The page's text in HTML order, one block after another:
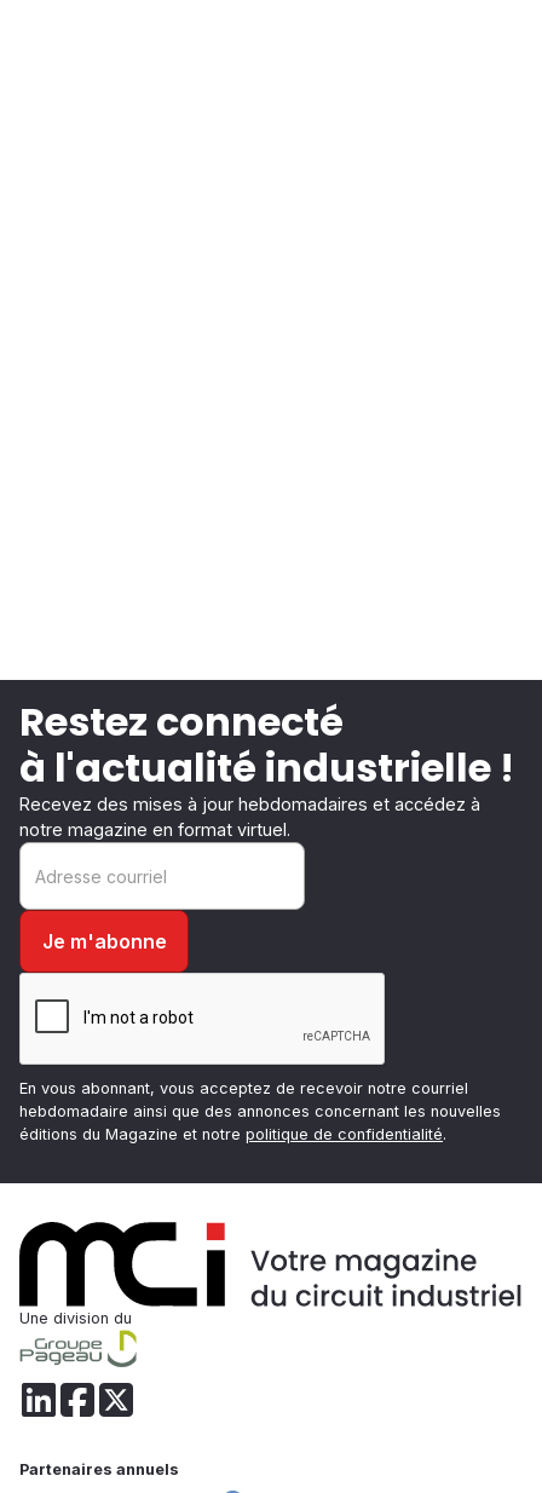
Restez connecté
à l'actualité industrielle !
Recevez des mises à jour hebdomadaires et accédez à
notre magazine en format virtuel.
En vous abonnant, vous acceptez de recevoir notre courriel
hebdomadaire ainsi que des annonces concernant les nouvelles
éditions du Magazine et notre politique de confidentialité.
Une division du
Partenaires annuels